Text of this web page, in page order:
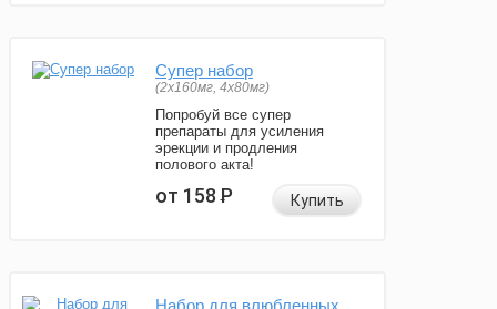
Супер набор
(2х160мг, 4х80мг)
Попробуй все супер
препараты для усиления
эрекции и продления
полового акта!
от 158Р Купить